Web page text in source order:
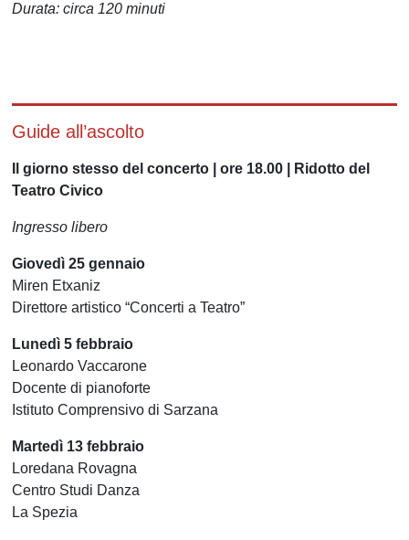
Durata: circa 120 minuti
Guide all’ascolto
Il giorno stesso del concerto | ore 18.00 | Ridotto del
Teatro Civico
Ingresso libero
Giovedì 25 gennaio
Miren Etxaniz
Direttore artistico “Concerti a Teatro”
Lunedì 5 febbraio
Leonardo Vaccarone
Docente di pianoforte
Istituto Comprensivo di Sarzana
Martedì 13 febbraio
Loredana Rovagna
Centro Studi Danza
La Spezia